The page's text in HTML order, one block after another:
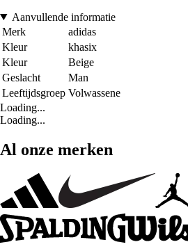
Aanvullende informatie
Merk
adidas
Kleur
khasix
Kleur
Beige
Geslacht
Man
Leeftijdsgroep Volwassene
Loading...
Loading...
Al onze merken